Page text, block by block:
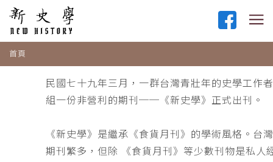
首頁
民國七十九年三月，一群台灣青壯年的史學工作
組一份非營利的期刊──《新史學》正式出刊。
《新史學》是繼承《食貨月刊》的學術風格。台
期刊繁多，但除 《食貨月刊》等少數刊物是私人